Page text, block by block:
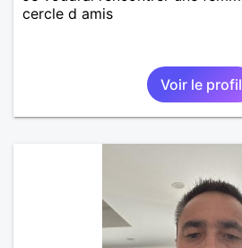
cercle d amis
Voir le profil